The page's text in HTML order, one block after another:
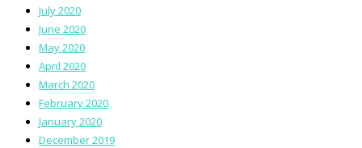
July 2020
June 2020
May 2020
April 2020
March 2020
February 2020
January 2020
December 2019